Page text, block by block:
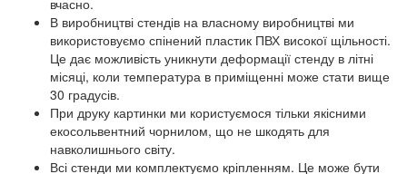
вчасно.
В виробництві стендів на власному виробництві ми
використовуємо спінений пластик ПВХ високої щільності.
Це дає можливість уникнути деформації стенду в літні
місяці, коли температура в приміщенні може стати вище
30 градусів.
При друку картинки ми користуємося тільки якісними
екосольвентний чорнилом, що не шкодять для
навколишнього світу.
Всі стенди ми комплектуємо кріпленням. Це може бути